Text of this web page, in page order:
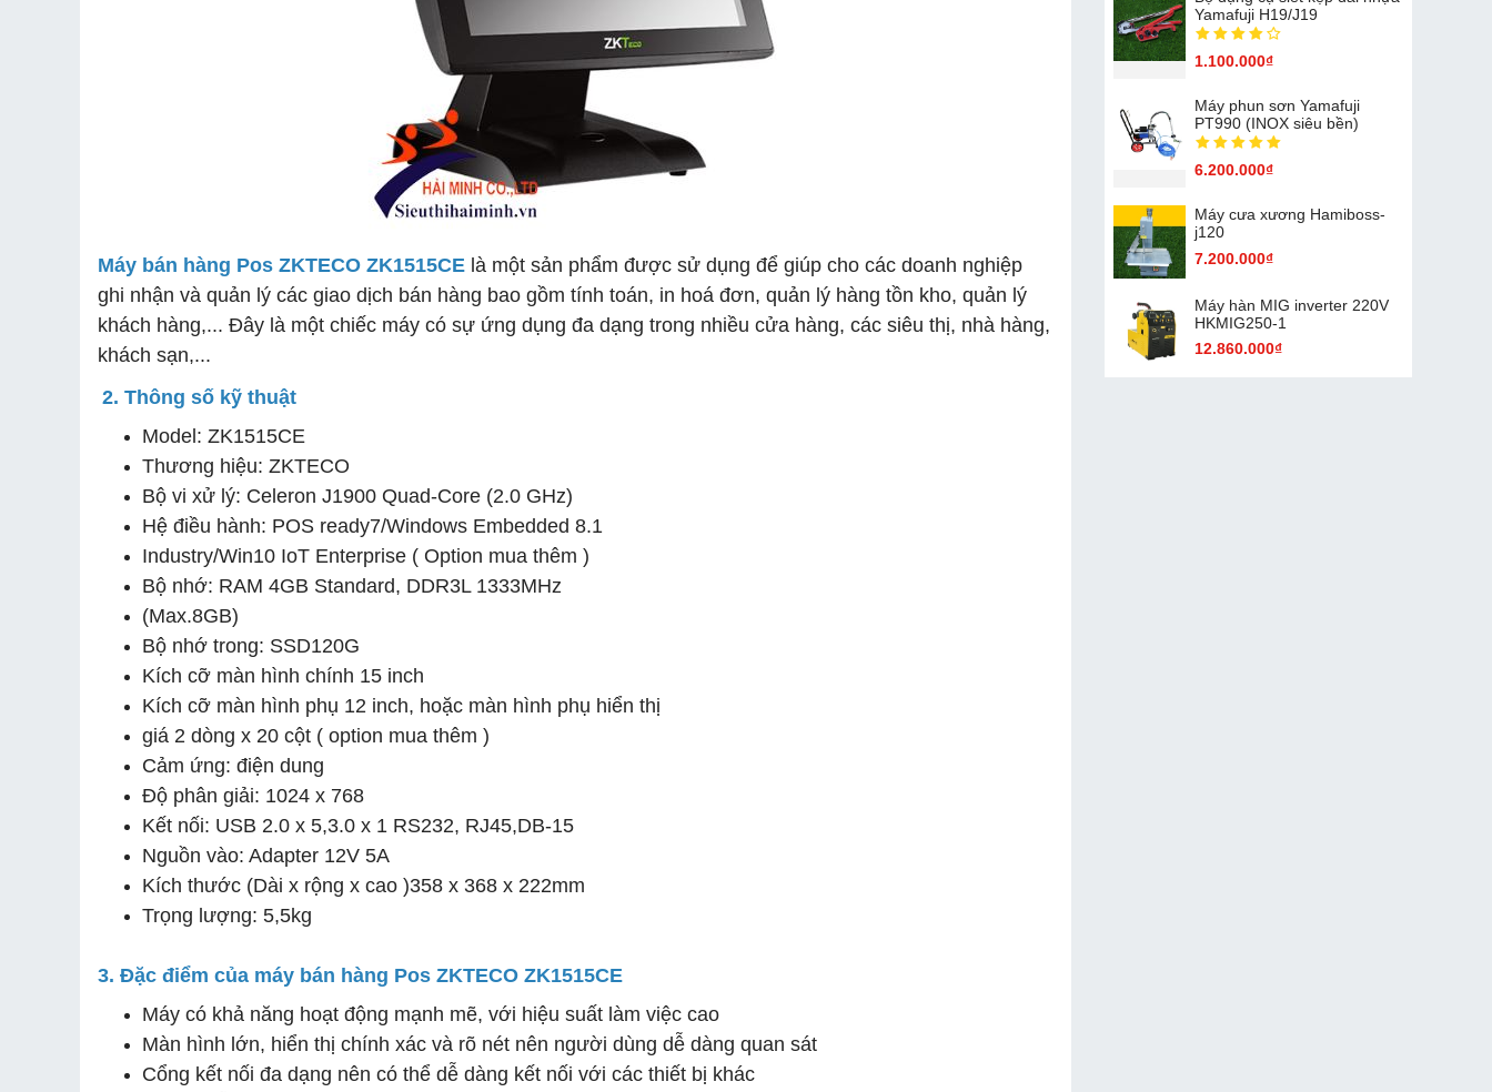
Máy bán hàng Pos ZKTECO ZK1515CE là một sản phẩm được sử dụng để giúp cho các doanh nghiệp
ghi nhận và quản lý các giao dịch bán hàng bao gồm tính toán, in hoá đơn, quản lý hàng tồn kho, quản lý
khách hàng,... Đây là một chiếc máy có sự ứng dụng đa dạng trong nhiều cửa hàng, các siêu thị, nhà hàng,
khách sạn,...
2. Thông số kỹ thuật
Model: ZK1515CE
Thương hiệu: ZKTECO
Bộ vi xử lý: Celeron J1900 Quad-Core (2.0 GHz)
Hệ điều hành: POS ready7/Windows Embedded 8.1
Industry/Win10 IoT Enterprise ( Option mua thêm )
Bộ nhớ: RAM 4GB Standard, DDR3L 1333MHz
(Max.8GB)
Bộ nhớ trong: SSD120G
Kích cỡ màn hình chính 15 inch
Kích cỡ màn hình phụ 12 inch, hoặc màn hình phụ hiển thị
giá 2 dòng x 20 cột ( option mua thêm )
Cảm ứng: điện dung
Độ phân giải: 1024 x 768
Kết nối: USB 2.0 x 5,3.0 x 1 RS232, RJ45,DB-15
Nguồn vào: Adapter 12V 5A
Kích thước (Dài x rộng x cao )358 x 368 x 222mm
Trọng lượng: 5,5kg
3. Đặc điểm của máy bán hàng Pos ZKTECO ZK1515CE
Máy có khả năng hoạt động mạnh mẽ, với hiệu suất làm việc cao
Màn hình lớn, hiển thị chính xác và rõ nét nên người dùng dễ dàng quan sát
Cổng kết nối đa dạng nên có thể dễ dàng kết nối với các thiết bị khác
Yamafuji H19/J19
1.100.000₫
Máy phun sơn Yamafuji
PT990 (INOX siêu bền)
6.200.000₫
Máy cưa xương Hamiboss-
j120
7.200.000₫
Máy hàn MIG inverter 220V
HKMIG250-1
12.860.000₫